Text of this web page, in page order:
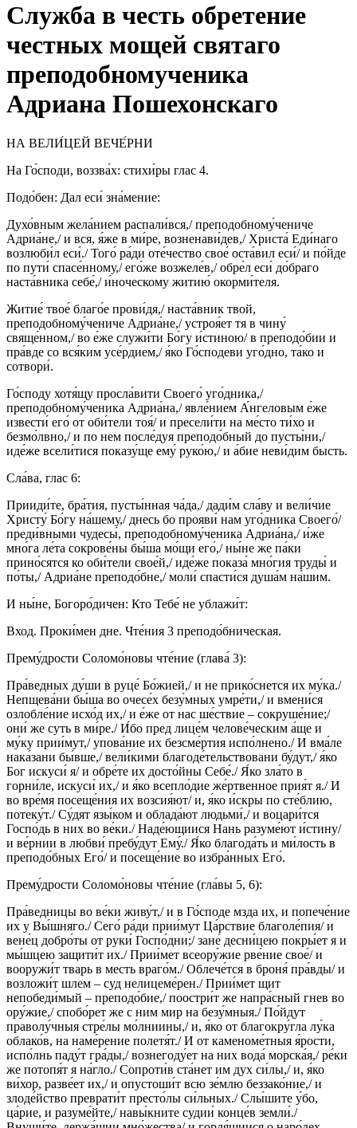
Служба в честь обретение
честных мощей святаго
преподобномученика
Адриана Пошехонскаго
НА ВЕЛИ́ЦЕЙ ВЕЧЕ́РНИ
На Го́споди, воззва́х: стихи́ры глас 4.
Подо́бен: Дал еси́ зна́мение:
Духо́вным жела́нием распали́вся,/ преподобному́чениче
Адриа́не,/ и вся, я́же в ми́ре, возненави́дев,/ Христа́ Еди́наго
возлюби́л еси́./ Того́ ра́ди оте́чество свое́ оста́вил еси́/ и по́йде
по пути́ спасе́нному,/ его́же возжеле́в,/ обре́л еси́ до́браго
наста́вника себе́,/ и́ноческому житию́ окорми́теля.
Житие́ твое́ благо́е прови́дя,/ наста́вник твой,
преподобному́чениче Адриа́не,/ устроя́ет тя в чину́
свяще́нном,/ во е́же служи́ти Бо́гу и́стиною/ в преподо́бии и
пра́вде со вся́ким усе́рдием,/ я́ко Го́сподеви уго́дно, та́ко и
сотвори́.
Го́споду хотя́щу просла́вити Своего́ уго́дника,/
преподобному́ченика Адриа́на,/ явле́нием А́нгеловым е́же
извести́ его́ от оби́тели тоя́/ и пресели́ти на ме́сто ти́хо и
безмо́лвно,/ и по нем после́дуя преподо́бный до пусты́ни,/
иде́же всели́тися показу́ще ему́ руко́ю,/ и а́бие неви́дим бысть.
Сла́ва, глас 6:
Прииди́те, бра́тия, пусты́нная ча́да,/ дади́м сла́ву и вели́чие
Христу́ Бо́гу на́шему,/ днесь бо прояви́ нам уго́дника Своего́/
преди́вными чудесы́, преподобному́ченика Адриа́на,/ и́же
мно́га ле́та сокрове́ны бы́ша мо́щи его́,/ ны́не же па́ки
прино́сятся ко оби́тели свое́й,/ иде́же показа́ мно́гия труды́ и
по́ты,/ Адриа́не преподо́бне,/ моли́ спасти́ся душа́м на́шим.
И ны́не, Богоро́дичен: Кто Тебе́ не ублажи́т:
Вход. Проки́мен дне. Чте́ния 3 преподо́бническая.
Прему́дрости Соломо́новы чте́ние (глава́ 3):
Пра́ведных ду́ши в руце́ Бо́жией,/ и не прико́снется их му́ка./
Непщева́ни бы́ша во очесе́х безу́мных умре́ти,/ и вмени́ся
озлобле́ние исхо́д их,/ и е́же от нас ше́ствие – сокруше́ние;/
они́ же суть в ми́ре./ И́бо пред лице́м челове́ческим а́ще и
му́ку прии́мут,/ упова́ние их безсме́ртия испо́лнено./ И вма́ле
нака́зани бы́вше,/ вели́кими благоде́тельствовани бу́дут,/ я́ко
Бог искуси́ я/ и обре́те их досто́йны Себе́./ Я́ко зла́то в
горни́ле, искуси́ их,/ и я́ко всепло́дие же́ртвенное прия́т я./ И
во вре́мя посеще́ния их возсия́ют/ и, я́ко и́скры по сте́блию,
потеку́т./ Су́дят язы́ком и облада́ют людьми́,/ и воцари́тся
Госпо́дь в них во ве́ки./ Наде́ющиися Нань разуме́ют и́стину/
и ве́рнии в любви́ пребу́дут Ему́./ Я́ко благода́ть и ми́лость в
преподо́бных Его́/ и посеще́ние во избра́нных Его́.
Прему́дрости Соломо́новы чте́ние (гла́вы 5, 6):
Пра́ведницы во ве́ки живу́т,/ и в Го́споде мзда их, и попече́ние
их у Вы́шняго./ Сего́ ра́ди прии́мут Ца́рствие благоле́пия/ и
вене́ц добро́ты от руки́ Госпо́дни;/ зане́ десни́цею покры́ет я и
мы́шцею защити́т их./ Прии́мет всеору́жие рве́ние свое́/ и
вооружи́т тварь в месть враго́м./ Облече́тся в броня́ пра́вды/ и
возложи́т шлем – суд нелицеме́рен./ Прии́мет щит
непобеди́мый – преподо́бие,/ поостри́т же напра́сный гнев во
ору́жие,/ спобо́рет же с ним мир на безу́мныя./ По́йдут
праволу́чныя стре́лы мо́лниины,/ и, я́ко от благокру́гла лу́ка
облако́в, на наме́рение полетя́т./ И от каменоме́тныя я́рости,
испо́лнь паду́т гра́ды,/ вознегоду́ет на них вода́ морска́я,/ ре́ки
же потопя́т я на́гло./ Сопроти́в ста́нет им дух си́лы,/ и, я́ко
ви́хор, разве́ет их,/ и опустоши́т всю зе́млю беззако́ние,/ и
злоде́йство преврати́т престо́лы си́льных./ Слы́шите у́бо,
ца́рие, и разуме́йте,/ навы́кните судии́ конце́в земли́./